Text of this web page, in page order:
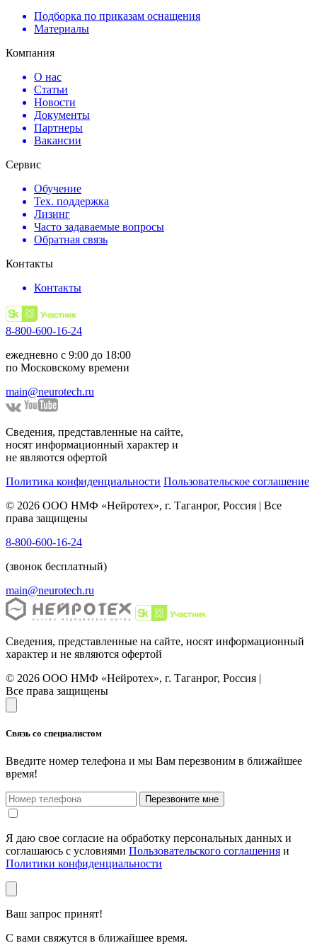
Подборка по приказам оснащения
Материалы
Компания
О нас
Статьи
Новости
Документы
Партнеры
Вакансии
Сервис
Обучение
Тех. поддержка
Лизинг
Часто задаваемые вопросы
Обратная связь
Контакты
Контакты
8-800-600-16-24
ежедневно с 9:00 до 18:00
по Московскому времени
main@neurotech.ru
Сведения, представленные на сайте,
носят информационный характер и
не являются офертой
Политика конфиденциальности Пользовательское соглашение
© 2026 ООО НМФ «Нейротех», г. Таганрог, Россия | Все
права защищены
8-800-600-16-24
(звонок бесплатный)
main@neurotech.ru
Сведения, представленные на сайте, носят информационный
характер и не являются офертой
© 2026 ООО НМФ «Нейротех», г. Таганрог, Россия |
Все права защищены
Связь со специалистом
Введите номер телефона и мы Вам перезвоним в ближайшее
время!
Перезвоните мне
Я даю свое согласие на обработку персональных данных и
соглашаюсь с условиями Пользовательского соглашения и
Политики конфиденциальности
Ваш запрос принят!
С вами свяжутся в ближайшее время.